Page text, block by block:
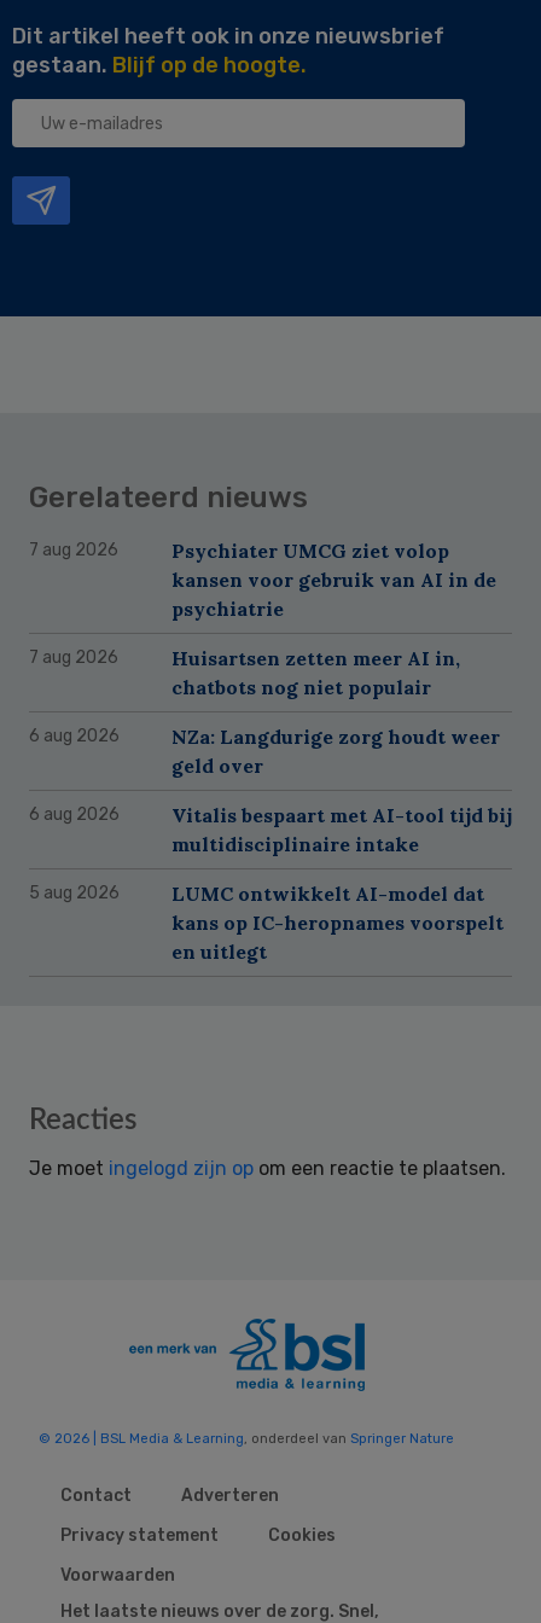
Dit artikel heeft ook in onze nieuwsbrief
gestaan. Blijf op de hoogte.
Uw
Gerelateerd nieuws
7 aug 2026
Psychiater UMCG ziet volop
kansen voor gebruik van AI in de
psychiatrie
7 aug 2026
Huisartsen zetten meer AI in,
chatbots nog niet populair
6 aug 2026
NZa: Langdurige zorg houdt weer
geld over
6 aug 2026
Vitalis bespaart met AI-tool tijd bij
multidisciplinaire intake
5 aug 2026
LUMC ontwikkelt AI-model dat
kans op IC-heropnames voorspelt
en uitlegt
Reader
Reacties
Je moet ingelogd zijn op om een reactie te plaatsen.
© 2026 | BSL Media & Learning , onderdeel van Springer Nature
Contact
Adverteren
Privacy statement
Cookies
Voorwaarden
Het laatste nieuws over de zorg. Snel,